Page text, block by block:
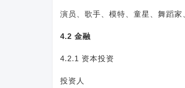
演员、歌手、模特、童星、舞蹈
4.2 金融
4.2.1 资本投资
投资人